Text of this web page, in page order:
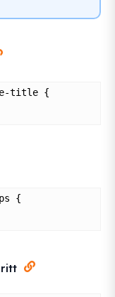
title {
{